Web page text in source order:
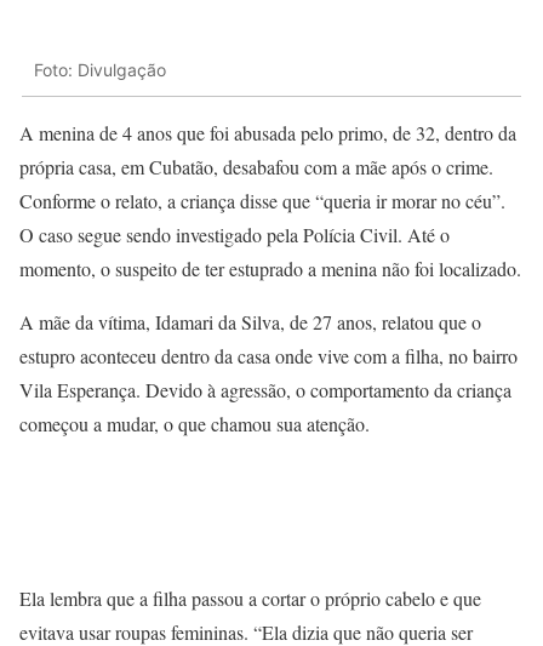
Foto: Divulgação
A menina de 4 anos que foi abusada pelo primo, de 32, dentro da
própria casa, em Cubatão, desabafou com a mãe após o crime.
Conforme o relato, a criança disse que “queria ir morar no céu”.
O caso segue sendo investigado pela Polícia Civil. Até o
momento, o suspeito de ter estuprado a menina não foi localizado.
A mãe da vítima, Idamari da Silva, de 27 anos, relatou que o
estupro aconteceu dentro da casa onde vive com a filha, no bairro
Vila Esperança. Devido à agressão, o comportamento da criança
começou a mudar, o que chamou sua atenção.
Ela lembra que a filha passou a cortar o próprio cabelo e que
evitava usar roupas femininas. “Ela dizia que não queria ser